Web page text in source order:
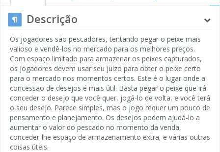
Descrição
Os jogadores são pescadores, tentando pegar o peixe mais
valioso e vendê-los no mercado para os melhores preços.
Com espaço limitado para armazenar os peixes capturados,
os jogadores devem usar seu juízo para obter o peixe certo
para o mercado nos momentos certos. Este é o lugar onde a
concessão de desejos é mais útil. Basta pegar o peixe que irá
conceder o desejo que você quer, jogá-lo de volta, e você terá
o seu desejo. Parece simples, mas o jogo requer um pouco de
pensamento e planejamento. Os desejos podem ajudá-lo a
aumentar o valor do pescado no momento da venda,
conceder-lhe espaço de armazenamento extra, e várias outras
coisas úteis.